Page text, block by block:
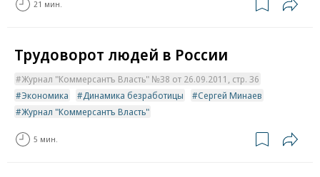
21 мин.
Трудоворот людей в России
Журнал "Коммерсантъ Власть" №38 от 26.09.2011, стр. 36
Экономика
Динамика безработицы
Сергей Минаев
Журнал "Коммерсантъ Власть"
5 мин.